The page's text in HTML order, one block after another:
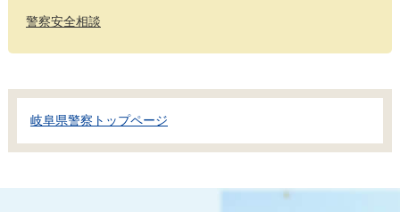
警察安全相談
岐阜県警察トップページ